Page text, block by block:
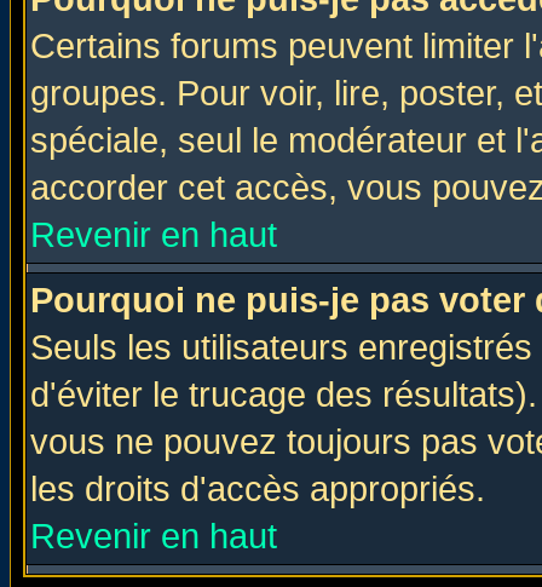
Certains forums peuvent limiter
groupes. Pour voir, lire, poster,
spéciale, seul le modérateur et
accorder cet accès, vous
Revenir en haut
Pourquoi ne puis-je pas voter
Seuls les utilisateurs
d'éviter le trucage des
vous ne pouvez toujours pas
les droits d'accès appropriés.
Revenir en haut